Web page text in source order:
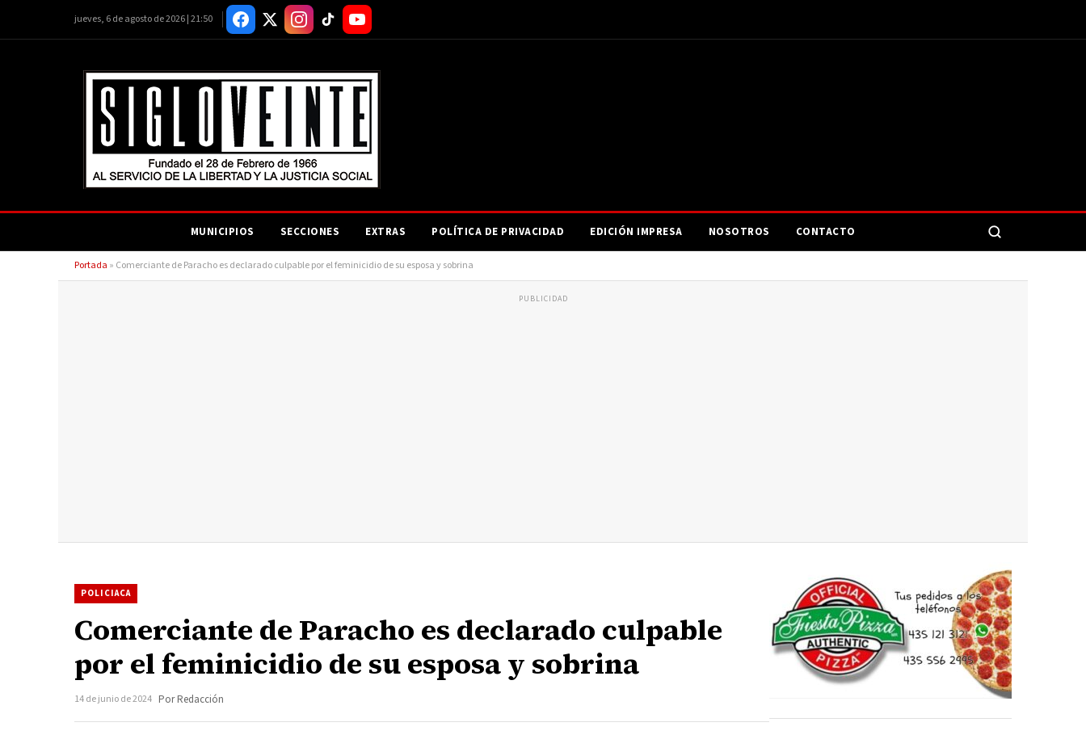
jueves, 6 de agosto de 2026 | 21:50
MUNICIPIOS SECCIONES EXTRAS POLÍTICA DE PRIVACIDAD EDICIÓN IMPRESA NOSOTROS CONTACTO
Portada » Comerciante de Paracho es declarado culpable por el feminicidio de su esposa y sobrina
PUBLICIDAD
POLICIACA
Comerciante de Paracho es declarado culpable
por el feminicidio de su esposa y sobrina
14 de junio de 2024 Por Redacción